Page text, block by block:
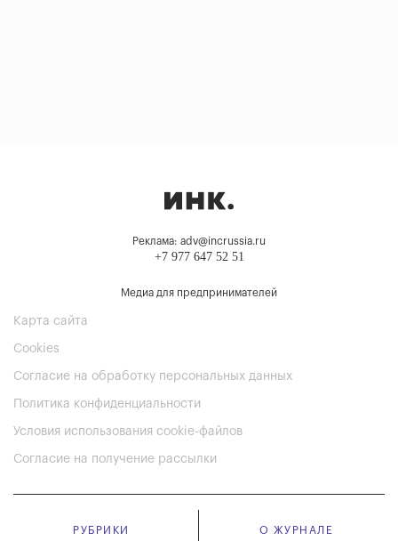
Реклама: adv@incrussia.ru
+7 977 647 52 51
Медиа для предпринимателей
Карта сайта
Cookies
Согласие на обработку персональных данных
Политика конфиденциальности
Условия использования cookie-файлов
Согласие на получение рассылки
РУБРИКИ О ЖУРНАЛЕ